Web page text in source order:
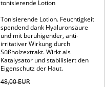
tonisierende Lotion
Tonisierende Lotion. Feuchtigkeit
spendend dank Hyaluronsäure
und mit beruhigender, anti-
irritativer Wirkung durch
Süßholzextrakt. Wirkt als
Katalysator und stabilisiert den
Eigenschutz der Haut.
48,00EUR